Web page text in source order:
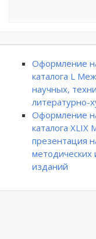
Оформление
каталога L
научных,
литературно-
Оформление
каталога
презентация
методических
изданий